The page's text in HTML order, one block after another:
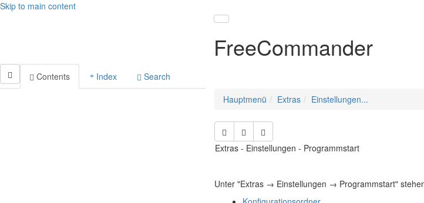
Skip to main content
Toggle navigation
FreeCommander
Contents Index
Search
Hauptmenü
Extras Einstellungen...
Extras - Einstellungen - Programmstart
Unter "Extras → Einstellungen → Programmstart"